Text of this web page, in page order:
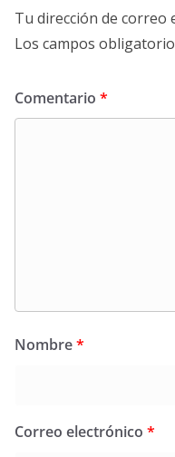
Tu dirección de correo
Los campos
Comentario *
Nombre*
Correo electrónico *